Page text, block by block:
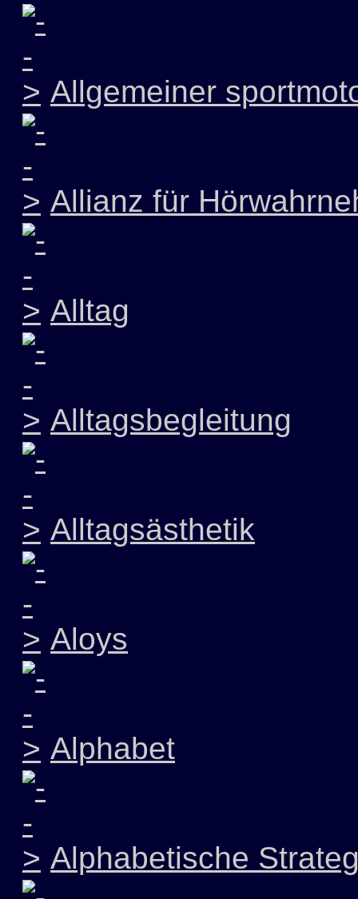
Allgemeiner
Allianz für
Alltag
Alltagsbegleitung
Alltagsästhetik
Aloys
Alphabet
Alphabetische